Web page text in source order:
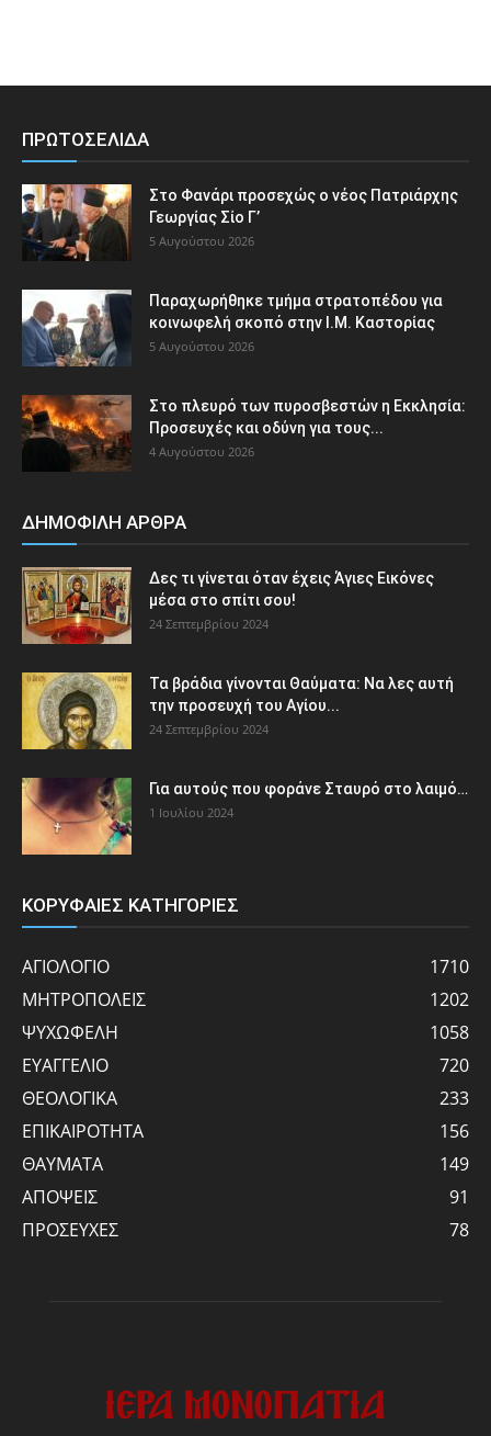
ΠΡΩΤΟΣΕΛΙΔΑ
Στο Φανάρι προσεχώς ο νέος Πατριάρχης
Γεωργίας Σίο Γ’
5 Αυγούστου 2026
Παραχωρήθηκε τμήμα στρατοπέδου για
κοινωφελή σκοπό στην Ι.Μ. Καστορίας
5 Αυγούστου 2026
Στο πλευρό των πυροσβεστών η Εκκλησία:
Προσευχές και οδύνη για τους...
4 Αυγούστου 2026
ΔΗΜΟΦΙΛΗ ΑΡΘΡΑ
Δες τι γίνεται όταν έχεις Άγιες Εικόνες
μέσα στο σπίτι σου!
24 Σεπτεμβρίου 2024
Τα βράδια γίνονται Θαύματα: Να λες αυτή
την προσευχή του Αγίου...
24 Σεπτεμβρίου 2024
Για αυτούς που φοράνε Σταυρό στο λαιμό…
1 Ιουλίου 2024
ΚΟΡΥΦΑΙΕΣ ΚΑΤΗΓΟΡΙΕΣ
ΑΓΙΟΛΟΓΙΟ
1710
ΜΗΤΡΟΠΟΛΕΙΣ
1202
ΨΥΧΩΦΕΛΗ
1058
ΕΥΑΓΓΕΛΙΟ
720
ΘΕΟΛΟΓΙΚΑ
233
ΕΠΙΚΑΙΡΟΤΗΤΑ
156
ΘΑΥΜΑΤΑ
149
ΑΠΟΨΕΙΣ
91
ΠΡΟΣΕΥΧΕΣ
78